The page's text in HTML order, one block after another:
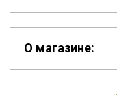
Контакты
Шоурум
Материалы
Скидки
Кошельки
О магазине: